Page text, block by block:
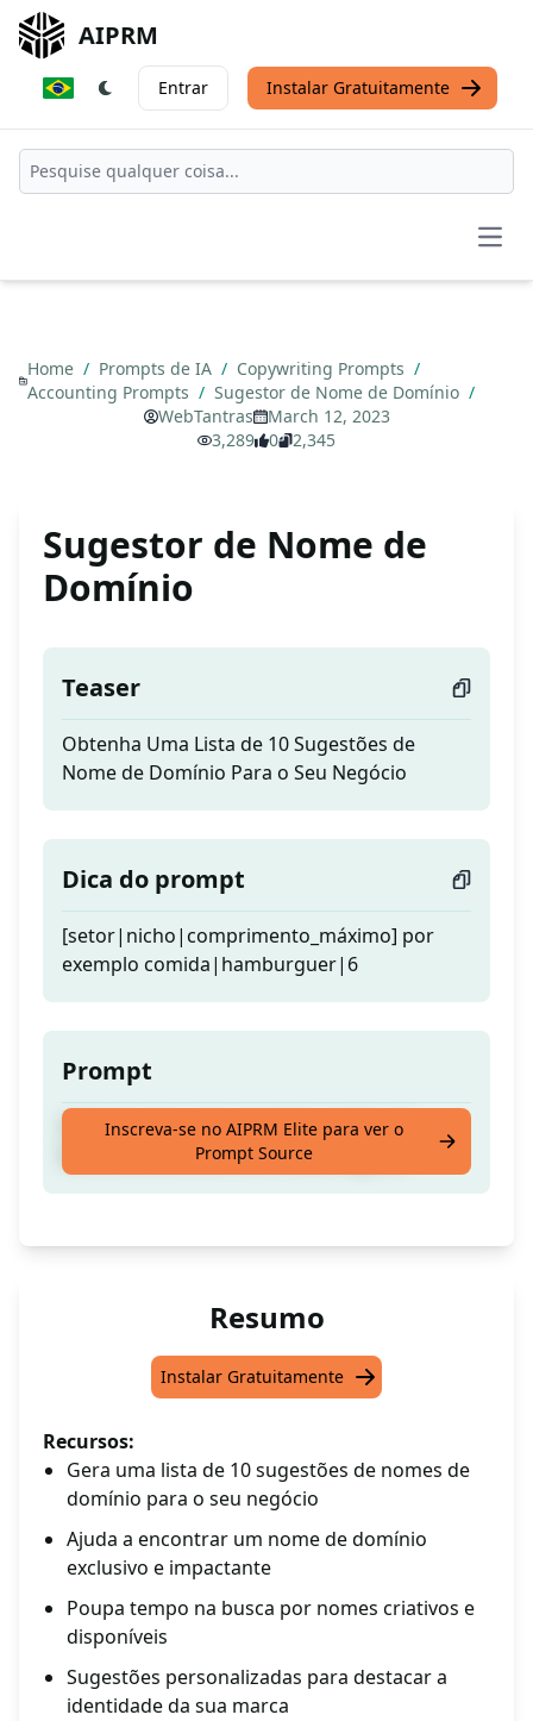
AIPRM
Entrar Instalar Gratuitamente
Home / Prompts de IA / Copywriting Prompts /
Accounting Prompts / Sugestor de Nome de Domínio /
WebTantras
March 12, 2023
3,289
0 2,345
Sugestor de Nome de
Domínio
Teaser
Obtenha Uma Lista de 10 Sugestões de
Nome de Domínio Para o Seu Negócio
Dica do prompt
[setor|nicho|comprimento_máximo] por
exemplo comida|hamburguer|6
Prompt
Obtenha Uma Lista de 10 Sugestões de
Nome de Domínio Para o Seu Negócio
Inscreva-se no AIPRM Elite para ver o
Prompt Source
Resumo
Instalar Gratuitamente
Recursos:
Gera uma lista de 10 sugestões de nomes de
domínio para o seu negócio
Ajuda a encontrar um nome de domínio
exclusivo e impactante
Poupa tempo na busca por nomes criativos e
disponíveis
Sugestões personalizadas para destacar a
identidade da sua marca